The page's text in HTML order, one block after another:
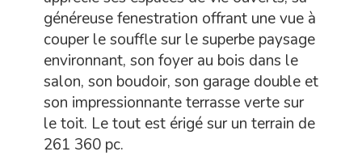
généreuse fenestration offrant une vue à
couper le souffle sur le superbe paysage
environnant, son foyer au bois dans le
salon, son boudoir, son garage double et
son impressionnante terrasse verte sur
le toit. Le tout est érigé sur un terrain de
261 360 pc.